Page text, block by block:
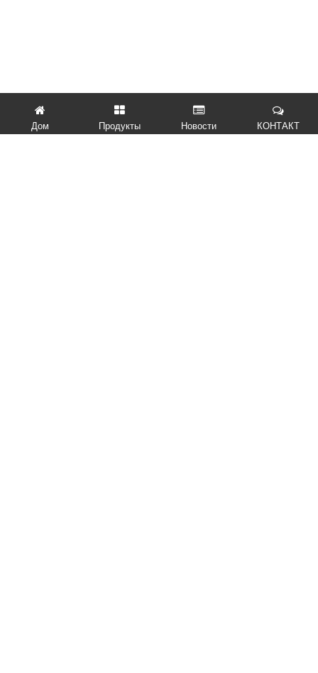
Дом Продукты Новости КОНТАКТ